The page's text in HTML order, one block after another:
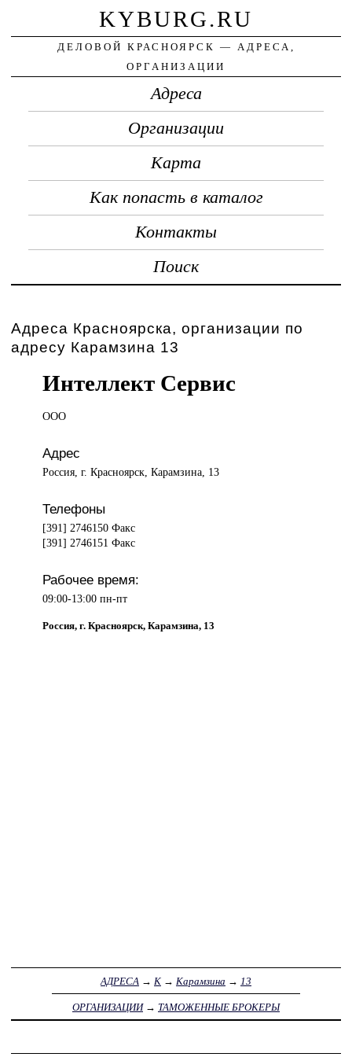
KYBURG.RU
ДЕЛОВОЙ КРАСНОЯРСК — АДРЕСА,
ОРГАНИЗАЦИИ
Адреса
Организации
Карта
Как попасть в каталог
Контакты
Поиск
Адреса Красноярска, организации по
адресу Карамзина 13
Интеллект Сервис
ООО
Адрес
Россия, г. Красноярск, Карамзина, 13
Телефоны
[391] 2746150 Факс
[391] 2746151 Факс
Рабочее время:
09:00-13:00 пн-пт
Россия, г. Красноярск, Карамзина, 13
АДРЕСА → К → Карамзина → 13
ОРГАНИЗАЦИИ→ ТАМОЖЕННЫЕ БРОКЕРЫ